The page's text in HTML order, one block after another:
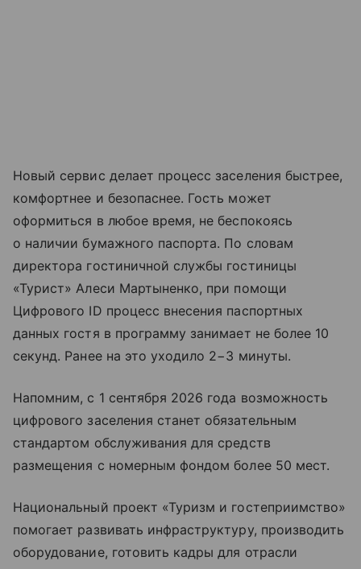
Новый сервис делает процесс заселения быстрее,
комфортнее и безопаснее. Гость может
оформиться в любое время, не беспокоясь
о наличии бумажного паспорта. По словам
директора гостиничной службы гостиницы
«Турист» Алеси Мартыненко, при помощи
Цифрового ID процесс внесения паспортных
данных гостя в программу занимает не более 10
секунд. Ранее на это уходило 2−3 минуты.
Напомним, с 1 сентября 2026 года возможность
цифрового заселения станет обязательным
стандартом обслуживания для средств
размещения с номерным фондом более 50 мест.
Национальный проект «Туризм и гостеприимство»
помогает развивать инфраструктуру, производить
оборудование, готовить кадры для отрасли